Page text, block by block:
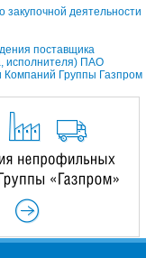
закупочной деятельности
поставщика
исполнителя) ПАО
Компаний Группы Газпром